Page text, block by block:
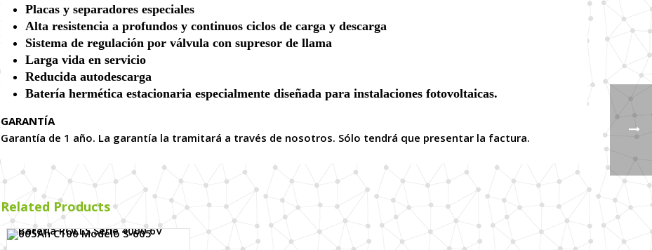
Placas y separadores especiales
Alta resistencia a profundos y continuos ciclos de carga y descarga
Sistema de regulación por válvula con supresor de llama
Larga vida en servicio
Reducida autodescarga
Batería hermética estacionaria especialmente diseñada para instalaciones fotovoltaicas.
GARANTÍA
Garantía de 1 año. La garantía la tramitará a través de nosotros. Sólo tendrá que presentar la factura.
Related Products